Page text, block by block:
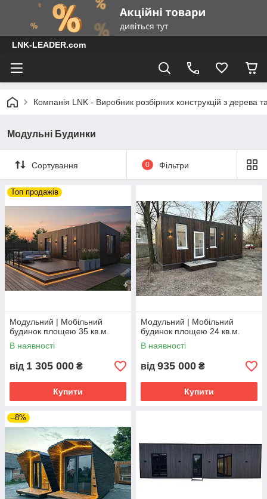
LNK-LEADER.com
Компанія LNK - Виробник розбірних конструкцій з дерева
Модульні Будинки
Сортування 0 Фільтри
Топ продажів
Модульний | Мобільний
будинок площею 35 кв.м.
В наявності
від 1 305 000 ₴
Купити
Модульний | Мобільний
будинок площею 24 кв.м.
В наявності
від 935 000 ₴
Купити
–8%